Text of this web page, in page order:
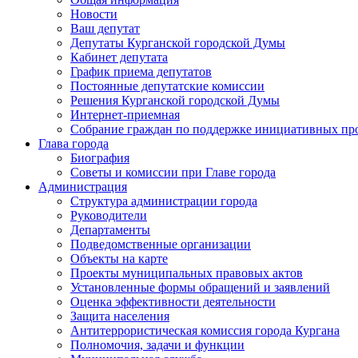
Новости
Ваш депутат
Депутаты Курганской городской Думы
Кабинет депутата
График приема депутатов
Постоянные депутатские комиссии
Решения Курганской городской Думы
Интернет-приемная
Собрание граждан по поддержке инициативных
Глава города
Биография
Советы и комиссии при Главе города
Администрация
Структура администрации города
Руководители
Департаменты
Подведомственные организации
Объекты на карте
Проекты муниципальных правовых актов
Установленные формы обращений и заявлений
Оценка эффективности деятельности
Защита населения
Антитеррористическая комиссия города Кургана
Полномочия, задачи и функции